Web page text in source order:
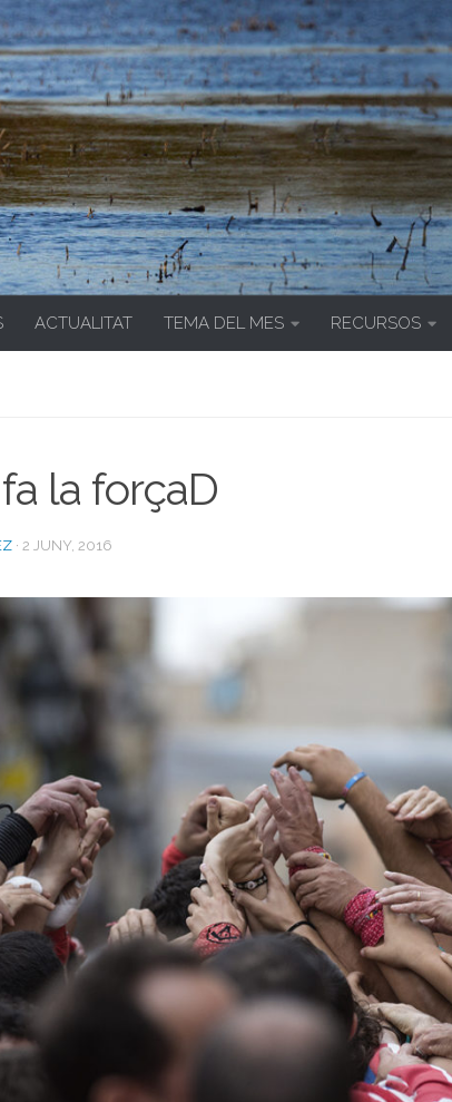
ACTUALITAT TEMA DEL MES RECURSOS
la forçaD
· 2 JUNY, 2016